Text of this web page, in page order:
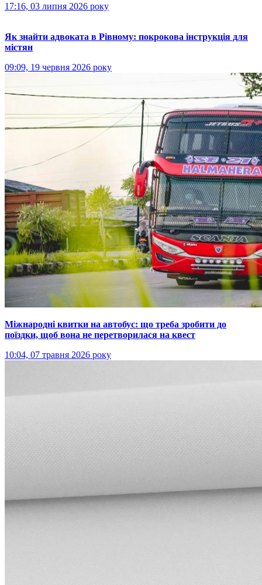
17:16, 03 липня 2026 року
Як знайти адвоката в Рівному: покрокова інструкція для
містян
09:09, 19 червня 2026 року
Міжнародні квитки на автобус: що треба зробити до
поїздки, щоб вона не перетворилася на квест
10:04, 07 травня 2026 року